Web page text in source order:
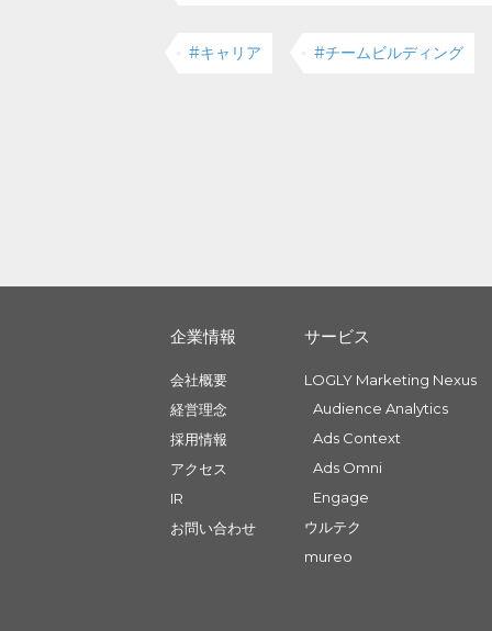
#キャリア #チームビルディング
企業情報
会社概要
経営理念
採用情報
アクセス
IR
お問い合わせ
サービス
LOGLY Marketing Nexus
Audience Analytics
Ads Context
Ads Omni
Engage
ウルテク
mureo